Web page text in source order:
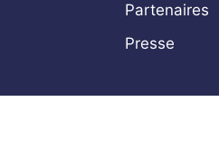
Partenaires
Presse